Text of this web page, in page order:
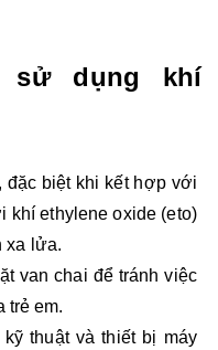
sử dụng khí
đặc biệt khi kết hợp với
khí ethylene oxide (eto)
xa lửa.
van chai để tránh việc
trẻ em.
thuật và thiết bị máy